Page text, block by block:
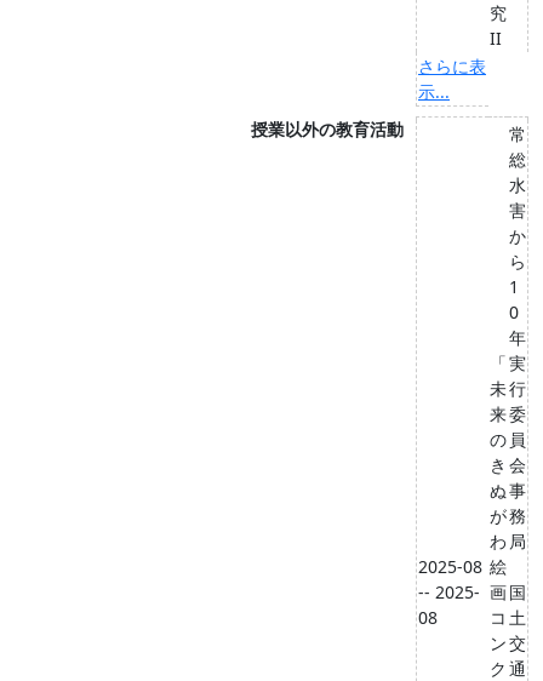
究
II
さらに表
示...
授業以外の教育活動
2025-08
-- 2025-
08
「
未
来
の
き
ぬ
が
わ
絵
画
コ
ン
ク
常
総
水
害
か
ら
1
0
年
実
行
委
員
会
事
務
局
国
土
交
通